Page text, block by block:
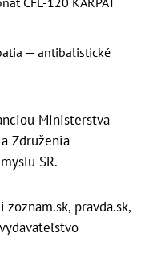
— antibalistické
Ministerstva
Združenia
SR.
pravda.sk,